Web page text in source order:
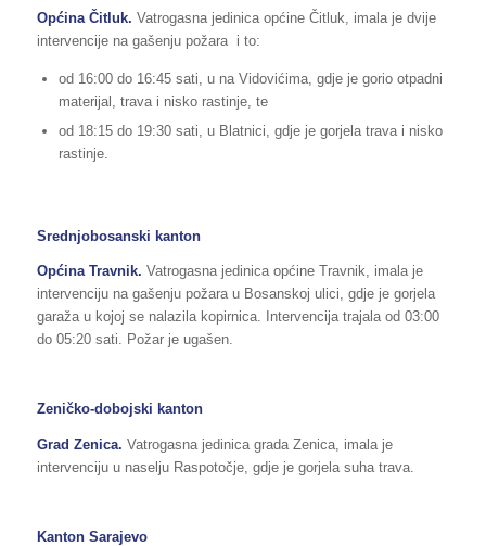
Općina Čitluk. Vatrogasna jedinica općine Čitluk, imala je dvije
intervencije na gašenju požara i to:
od 16:00 do 16:45 sati, u na Vidovićima, gdje je gorio otpadni
materijal, trava i nisko rastinje, te
od 18:15 do 19:30 sati, u Blatnici, gdje je gorjela trava i nisko
rastinje.
Srednjobosanski kanton
Općina Travnik. Vatrogasna jedinica općine Travnik, imala je
intervenciju na gašenju požara u Bosanskoj ulici, gdje je gorjela
garaža u kojoj se nalazila kopirnica. Intervencija trajala od 03:00
do 05:20 sati. Požar je ugašen.
Zeničko-dobojski kanton
Grad Zenica. Vatrogasna jedinica grada Zenica, imala je
intervenciju u naselju Raspotočje, gdje je gorjela suha trava.
Kanton Sarajevo